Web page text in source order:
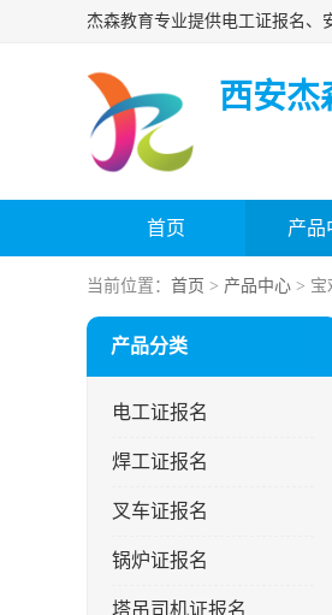
西安杰
首页 产品
当前位置： 首页 > 产品中心 > 宝
产品分类
电工证报名
焊工证报名
叉车证报名
锅炉证报名
塔吊司机证报名